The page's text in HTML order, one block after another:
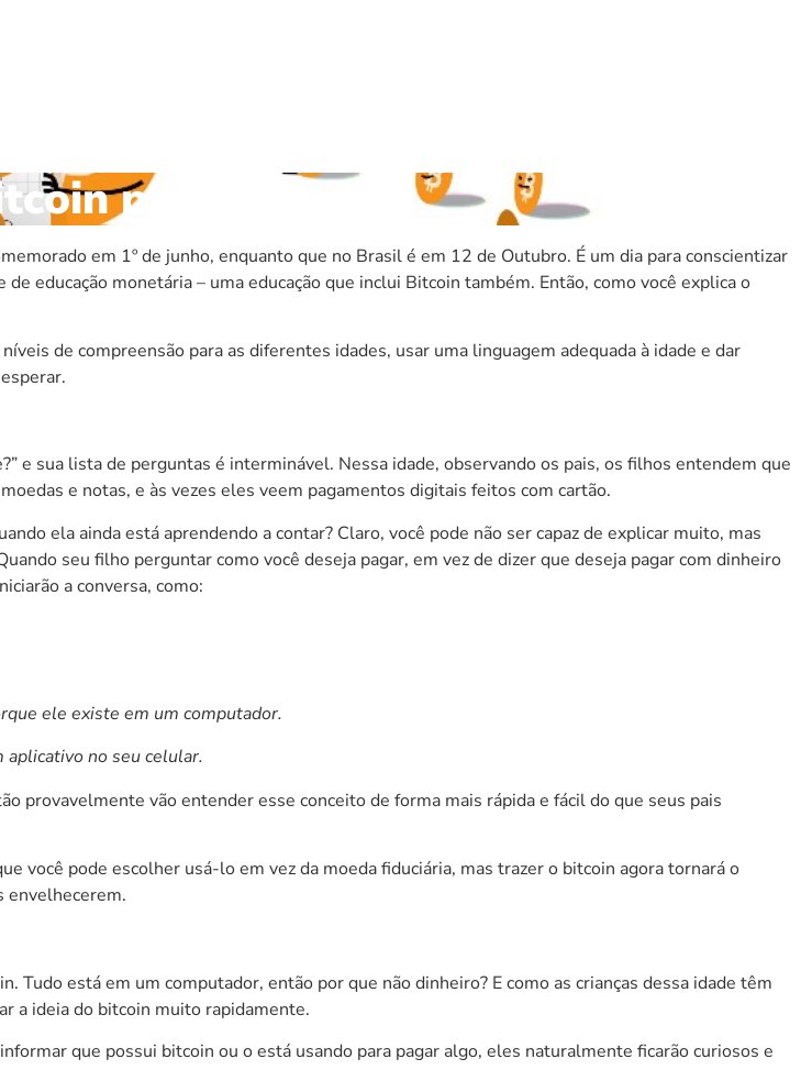
para Crianças
em 1º de junho, enquanto que no Brasil é em 12 de Outubro. É um dia para conscientizar
educação monetária – uma educação que inclui Bitcoin também. Então, como você explica o
de compreensão para as diferentes idades, usar uma linguagem adequada à idade e dar
e sua lista de perguntas é interminável. Nessa idade, observando os pais, os filhos entendem que
e notas, e às vezes eles veem pagamentos digitais feitos com cartão.
ela ainda está aprendendo a contar? Claro, você pode não ser capaz de explicar muito, mas
seu filho perguntar como você deseja pagar, em vez de dizer que deseja pagar com dinheiro
a conversa, como:
ele existe em um computador.
aplicativo no seu celular.
provavelmente vão entender esse conceito de forma mais rápida e fácil do que seus pais
você pode escolher usá-lo em vez da moeda fiduciária, mas trazer o bitcoin agora tornará o
envelhecerem.
está em um computador, então por que não dinheiro? E como as crianças dessa idade têm
a ideia do bitcoin muito rapidamente.
que possui bitcoin ou o está usando para pagar algo, eles naturalmente ficarão curiosos e